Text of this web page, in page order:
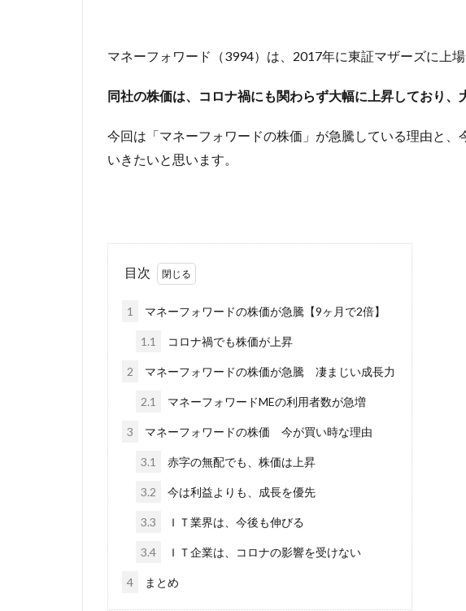
マネーフォワード（3994）は、2017年に東証マザーズに上
同社の株価は、コロナ禍にも関わらず大幅に上昇しており、
今回は「マネーフォワードの株価」が急騰している理由と、
いきたいと思います。
目次
1 マネーフォワードの株価が急騰【9ヶ月で2倍】
1.1 コロナ禍でも株価が上昇
2 マネーフォワードの株価が急騰 凄まじい成長力
2.1 マネーフォワードMEの利用者数が急増
3 マネーフォワードの株価 今が買い時な理由
3.1 赤字の無配でも、株価は上昇
3.2 今は利益よりも、成長を優先
3.3 ＩＴ業界は、今後も伸びる
3.4 ＩＴ企業は、コロナの影響を受けない
4 まとめ